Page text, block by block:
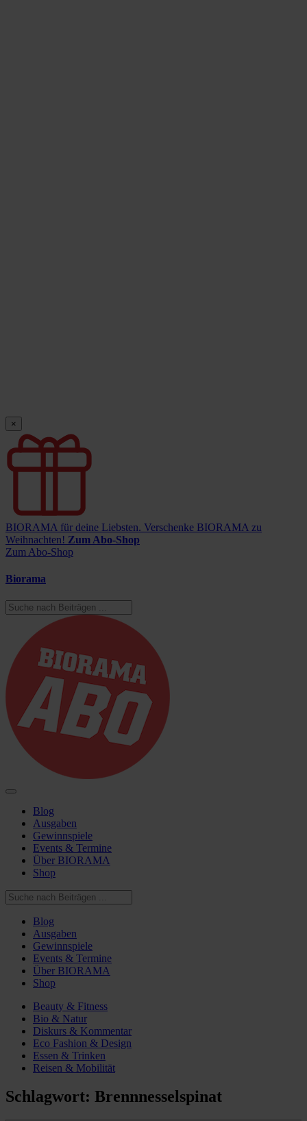
×
BIORAMA für deine Liebsten. Verschenke BIORAMA zu
Weihnachten! Zum Abo-Shop
Zum Abo-Shop
Biorama
Blog
Ausgaben
Gewinnspiele
Events & Termine
Über BIORAMA
Shop
Blog
Ausgaben
Gewinnspiele
Events & Termine
Über BIORAMA
Shop
Beauty & Fitness
Bio & Natur
Diskurs & Kommentar
Eco Fashion & Design
Essen & Trinken
Reisen & Mobilität
Schlagwort: Brennnesselspinat